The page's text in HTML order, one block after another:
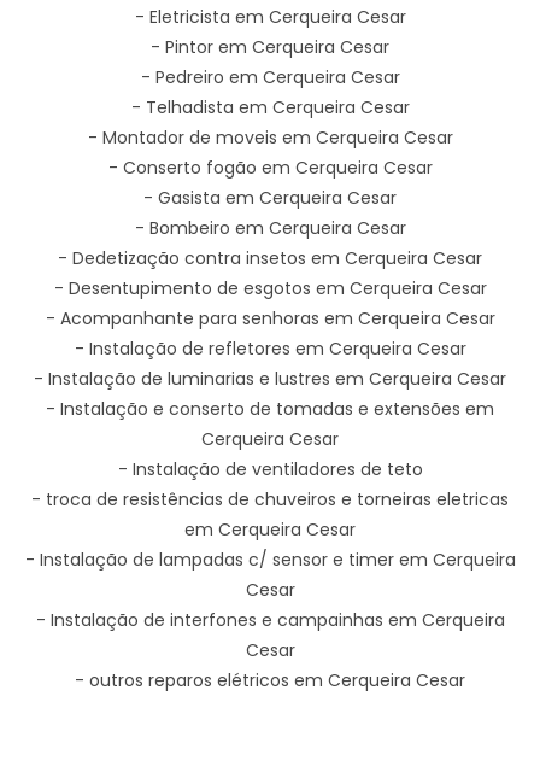
- Eletricista em Cerqueira Cesar
- Pintor em Cerqueira Cesar
- Pedreiro em Cerqueira Cesar
- Telhadista em Cerqueira Cesar
- Montador de moveis em Cerqueira Cesar
- Conserto fogão em Cerqueira Cesar
- Gasista em Cerqueira Cesar
- Bombeiro em Cerqueira Cesar
- Dedetização contra insetos em Cerqueira Cesar
- Desentupimento de esgotos em Cerqueira Cesar
- Acompanhante para senhoras em Cerqueira Cesar
- Instalação de refletores em Cerqueira Cesar
- Instalação de luminarias e lustres em Cerqueira Cesar
- Instalação e conserto de tomadas e extensões em
Cerqueira Cesar
- Instalação de ventiladores de teto
- troca de resistências de chuveiros e torneiras eletricas
em Cerqueira Cesar
- Instalação de lampadas c/ sensor e timer em Cerqueira
Cesar
- Instalação de interfones e campainhas em Cerqueira
Cesar
- outros reparos elétricos em Cerqueira Cesar